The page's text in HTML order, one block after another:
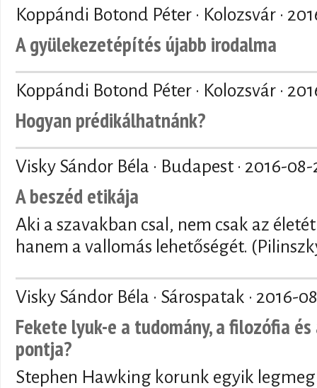
Koppándi Botond Péter · Kolozsvár ·
A gyülekezetépítés újabb irodalma
Koppándi Botond Péter · Kolozsvár ·
Hogyan prédikálhatnánk?
Visky Sándor Béla · Budapest · 2016-08-
A beszéd etikája
Aki a szavakban csal, nem csak az
hanem a vallomás lehetőségét.
Visky Sándor Béla · Sárospatak · 2016-
Fekete lyuk-e a tudomány, a filozófia
pontja?
Stephen Hawking korunk egyik